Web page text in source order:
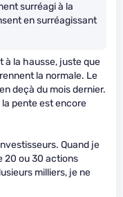
surréagi à la
en surréagissant
à la hausse, juste que
la normale. Le
deçà du mois dernier.
la pente est encore
Quand je
20 ou 30 actions
milliers, je ne